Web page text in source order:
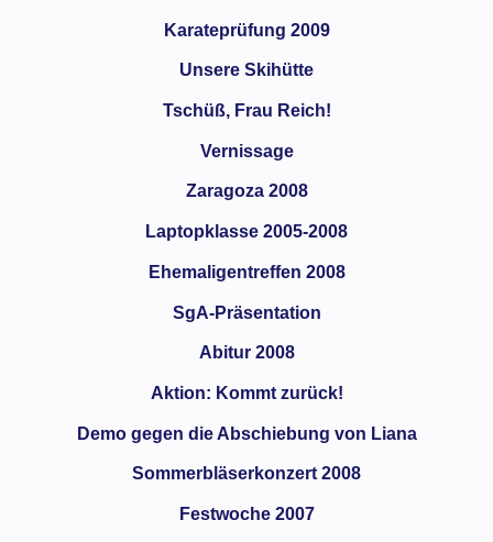
Karateprüfung 2009
Unsere Skihütte
Tschüß, Frau Reich!
Vernissage
Zaragoza 2008
Laptopklasse 2005-2008
Ehemaligentreffen 2008
SgA-Präsentation
Abitur 2008
Aktion: Kommt zurück!
Demo gegen die Abschiebung von Liana
Sommerbläserkonzert 2008
Festwoche 2007